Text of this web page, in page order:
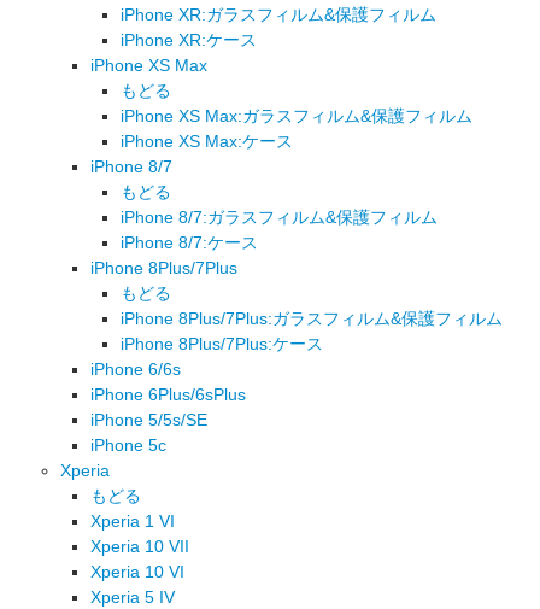
iPhone XR:ガラスフィルム&保護フィルム
iPhone XR:ケース
iPhone XS Max
もどる
iPhone XS Max:ガラスフィルム&保護フィルム
iPhone XS Max:ケース
iPhone 8/7
もどる
iPhone 8/7:ガラスフィルム&保護フィルム
iPhone 8/7:ケース
iPhone 8Plus/7Plus
もどる
iPhone 8Plus/7Plus:ガラスフィルム&保護フィルム
iPhone 8Plus/7Plus:ケース
iPhone 6/6s
iPhone 6Plus/6sPlus
iPhone 5/5s/SE
iPhone 5c
Xperia
もどる
Xperia 1 VI
Xperia 10 VII
Xperia 10 VI
Xperia 5 IV